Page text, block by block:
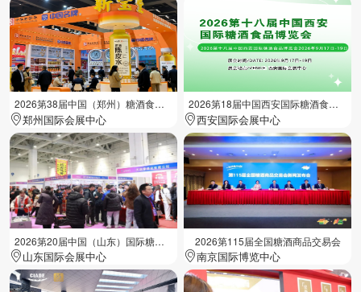
2026第38届中国（郑州）糖酒食品交易会
郑州国际会展中心
2026第18届中国西安国际糖酒食品展览会
西安国际会展中心
2026第20届中国（山东）国际糖酒食品交易会
山东国际会展中心
2026第115届全国糖酒商品交易会
南京国际博览中心